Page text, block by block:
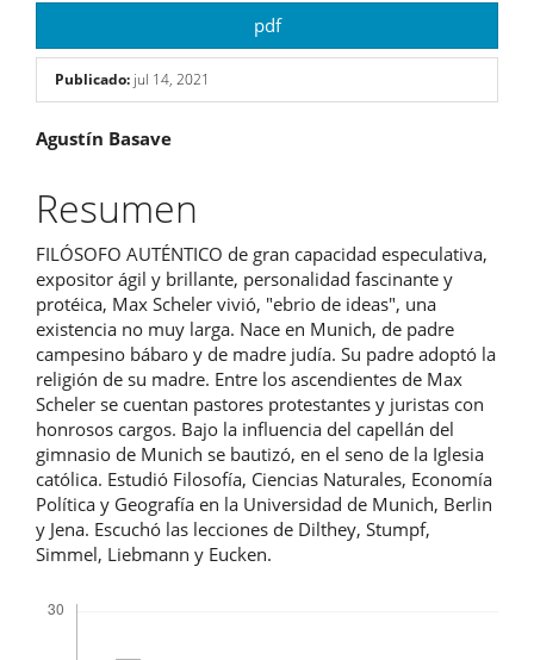
pdf
Publicado: jul 14, 2021
Contenido
principal
del
artículo
Agustín Basave
Resumen
FILÓSOFO AUTÉNTICO de gran capacidad especulativa,
expositor ágil y brillante, personalidad fascinante y
protéica, Max Scheler vivió, "ebrio de ideas", una
existencia no muy larga. Nace en Munich, de padre
campesino bábaro y de madre judía. Su padre adoptó la
religión de su madre. Entre los ascendientes de Max
Scheler se cuentan pastores protestantes y juristas con
honrosos cargos. Bajo la influencia del capellán del
gimnasio de Munich se bautizó, en el seno de la Iglesia
católica. Estudió Filosofía, Ciencias Naturales, Economía
Política y Geografía en la Universidad de Munich, Berlin
y Jena. Escuchó las lecciones de Dilthey, Stumpf,
Simmel, Liebmann y Eucken.